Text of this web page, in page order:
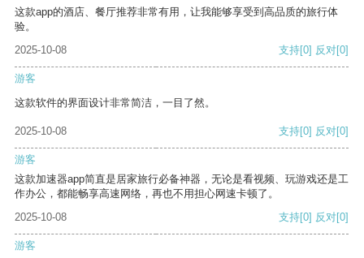
这款app的酒店、餐厅推荐非常有用，让我能够享受到高品质的旅行体
验。
2025-10-08
支持[0] 反对[0]
游客
这款软件的界面设计非常简洁，一目了然。
2025-10-08 支持[0] 反对[0]
游客
这款加速器app简直是居家旅行必备神器，无论是看视频、玩游戏还是工
作办公，都能畅享高速网络，再也不用担心网速卡顿了。
2025-10-08
支持[0] 反对[0]
游客